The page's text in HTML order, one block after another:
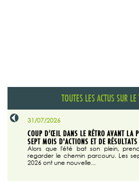
TOUTES LES ACTUS SUR
31/07/2026
COUP D’ŒIL DANS LE RÉTRO AVANT LA
SEPT MOIS D'ACTIONS ET DE RÉSULTATS
Alors que l'été bat son plein,
regarder le chemin parcouru. Les
2026 ont une nouvelle...